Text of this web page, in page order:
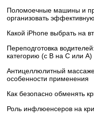
Поломоечные машины и
организовать
Какой iPhone выбрать на
Переподготовка
категорию (с B на C или А)
Антицеллюлитный
особенности применения
Как безопасно обменять
Роль инфлюенсеров на